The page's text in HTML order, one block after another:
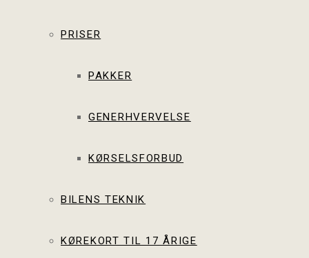
PRISER
PAKKER
GENERHVERVELSE
KØRSELSFORBUD
BILENS TEKNIK
KØREKORT TIL 17 ÅRIGE